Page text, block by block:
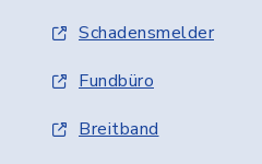
Schadensmelder
Fundbüro
Breitband